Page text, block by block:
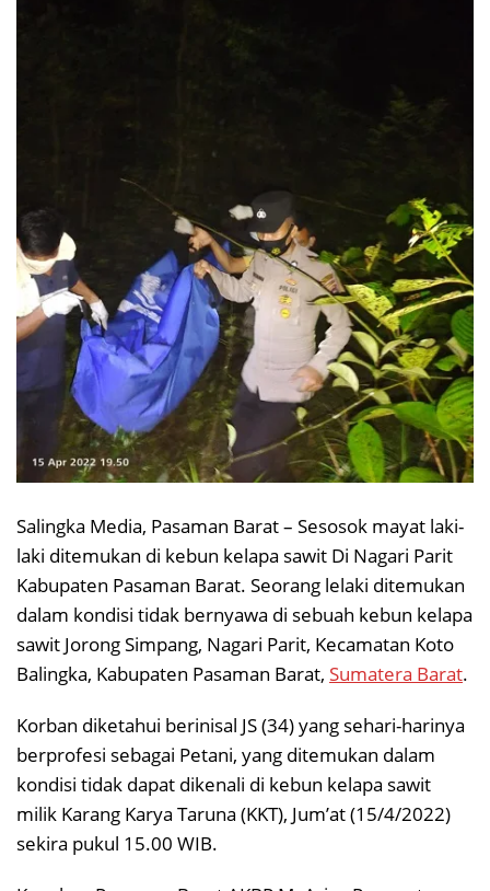
Salingka Media, Pasaman Barat – Sesosok mayat laki-
laki ditemukan di kebun kelapa sawit Di Nagari Parit
Kabupaten Pasaman Barat. Seorang lelaki ditemukan
dalam kondisi tidak bernyawa di sebuah kebun kelapa
sawit Jorong Simpang, Nagari Parit, Kecamatan Koto
Balingka, Kabupaten Pasaman Barat, Sumatera Barat.
Korban diketahui berinisal JS (34) yang sehari-harinya
berprofesi sebagai Petani, yang ditemukan dalam
kondisi tidak dapat dikenali di kebun kelapa sawit
milik Karang Karya Taruna (KKT), Jum’at (15/4/2022)
sekira pukul 15.00 WIB.